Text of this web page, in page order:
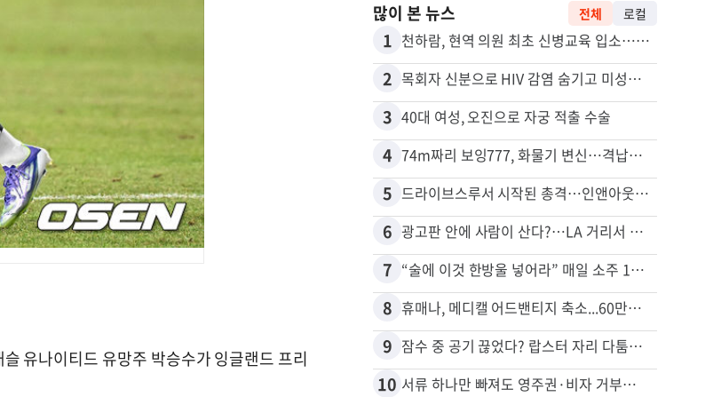
유나이티드 유망주 박승수가 잉글랜드 프리
많이 본 뉴스 전체 로컬
1 천하람, 현역 의원 최초 신병교육 입소…논산서 2박3일 생활
2 목회자 신분으로 HIV 감염 숨기고 미성년자와 성관계
3 40대 여성, 오진으로 자궁 적출 수술
4 74m짜리 보잉777, 화물기 변신…격납고서 ‘보물’ 찾는 인천공항
5 드라이브스루서 시작된 총격…인앤아웃 참사 영상 공개
6 광고판 안에 사람이 산다?…LA 거리서 화제
7 “술에 이것 한방울 넣어라” 매일 소주 1병 까는 91세의 철칙
8 휴매나, 메디캘 어드밴티지 축소...60만명 플랜 상실 위기
9 잠수 중 공기 끊었다? 랍스터 자리 다툼이 살인미수 사건으로
10 서류 하나만 빠져도 영주권·비자 거부…심사관 재량권 대폭 확대